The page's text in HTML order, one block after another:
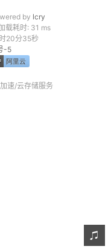
by lcry
载耗时: 31 ms
20分36秒
-5
速/云存储服务